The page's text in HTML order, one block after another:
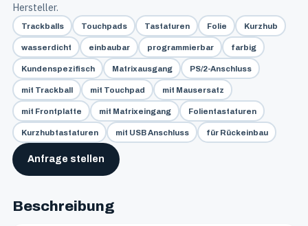
Hersteller.
Trackballs Touchpads Tastaturen Folie Kurzhub
wasserdicht einbaubar programmierbar farbig
Kundenspezifisch Matrixausgang PS/2-Anschluss
mit Trackball mit Touchpad mit Mausersatz
mit Frontplatte mit Matrixeingang Folientastaturen
Kurzhubtastaturen mit USB Anschluss für Rückeinbau
Anfrage stellen
Beschreibung